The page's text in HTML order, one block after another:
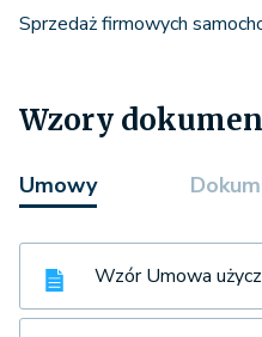
Sprzedaż firmowych
Wzory
Umowy
Wzór Umowa